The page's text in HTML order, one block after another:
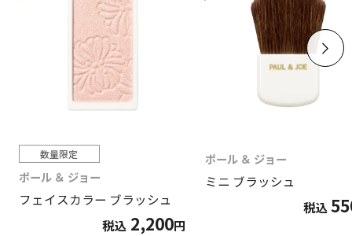
数量限定
ポール ＆ ジョー
フェイスカラー ブラッシュ
税込 2,200円
ポール ＆ ジョー
ミニ ブラッシュ
税込